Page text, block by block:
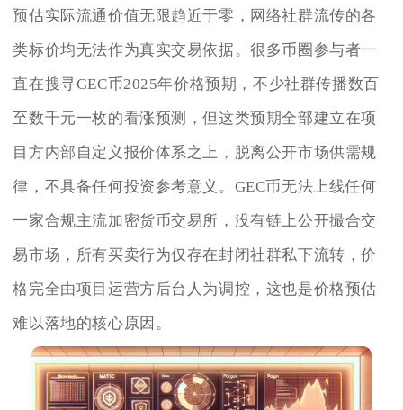
预估实际流通价值无限趋近于零，网络社群流传的各
类标价均无法作为真实交易依据。很多币圈参与者一
直在搜寻GEC币2025年价格预期，不少社群传播数百
至数千元一枚的看涨预测，但这类预期全部建立在项
目方内部自定义报价体系之上，脱离公开市场供需规
律，不具备任何投资参考意义。GEC币无法上线任何
一家合规主流加密货币交易所，没有链上公开撮合交
易市场，所有买卖行为仅存在封闭社群私下流转，价
格完全由项目运营方后台人为调控，这也是价格预估
难以落地的核心原因。